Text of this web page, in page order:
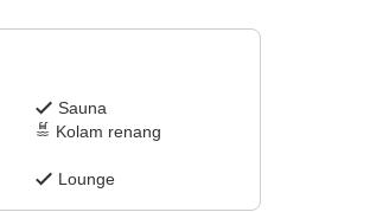
Sauna
Kolam renang
Lounge